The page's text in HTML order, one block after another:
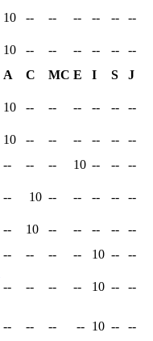
10 -- -- -- -- -- --
10 -- -- -- -- --
--
A C MC E I S J
10 -- -- -- -- -- --
10 -- -- -- -- --
--
-- -- -- 10 -- -- --
-- 10 -- -- -- -- --
-- 10 -- -- -- --
--
-- -- -- -- 10 -- --
-- -- -- -- 10 -- --
-- -- -- -- 10 --
--